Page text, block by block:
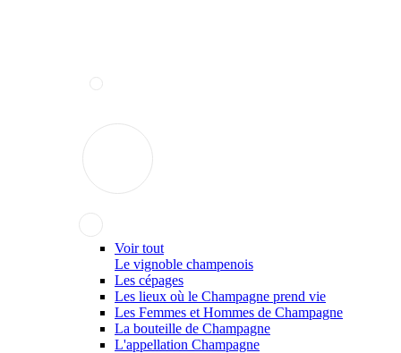
Voir tout
Le vignoble champenois
Les cépages
Les lieux où le Champagne prend vie
Les Femmes et Hommes de Champagne
La bouteille de Champagne
L'appellation Champagne